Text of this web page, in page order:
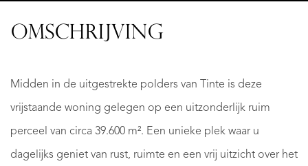
OMSCHRIJVING
Midden in de uitgestrekte polders van Tinte is deze
vrijstaande woning gelegen op een uitzonderlijk ruim
perceel van circa 39.600 m². Een unieke plek waar u
dagelijks geniet van rust, ruimte en een vrij uitzicht over het